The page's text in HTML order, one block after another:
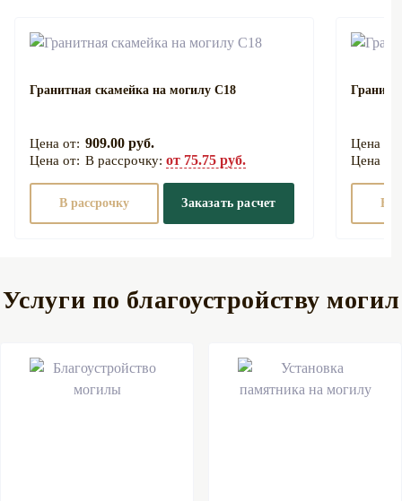
Гранитная скамейка на могилу С18
909.00 руб.
В рассрочку: от 75.75 руб.
В рассрочку Заказать расчет В
Услуги по благоустройству могил